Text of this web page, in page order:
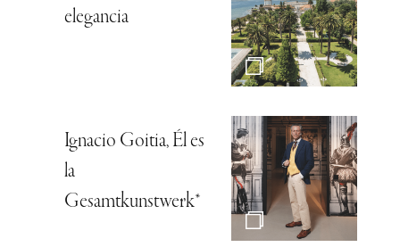
elegancia
Ignacio Goitia, Él es
la
Gesamtkunstwerk*